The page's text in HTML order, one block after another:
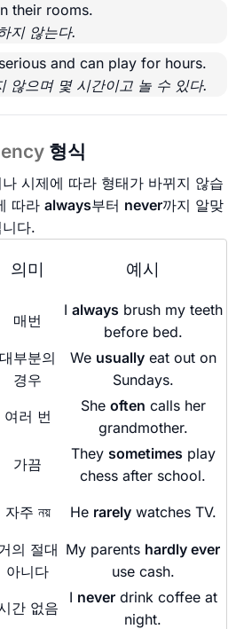
their rooms.
지 않는다.
serious and can play for hours.
않으며 몇 시간이고 놀 수 있다.
형식
시제에 따라 형태가 바뀌지 않습
따라 always부터 never까지 알맞
다.
의미 예시
매번
I always brush my teeth
before bed.
대부분의
경우
We usuallyeat out on
Sundays.
여러 번
She often calls her
grandmother.
가끔
They sometimes play
chess after school.
자주 নয় He rarelywatches TV.
의 절대
아니다
My parents hardly ever
use cash.
간 없음
I neverdrink coffee at
night.